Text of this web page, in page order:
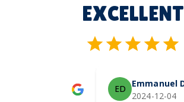
EXCELLENT
Emmanuel De Vezin
2024-12-04